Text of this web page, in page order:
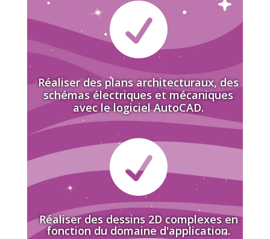

Réaliser des plans architecturaux, des
schémas électriques et mécaniques
avec le logiciel AutoCAD.

Réaliser des dessins 2D complexes en
fonction du domaine d'application.